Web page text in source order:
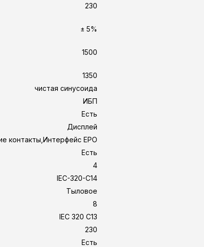
230
± 5%
1500
1350
чистая синусоида
ИБП
Есть
Дисплей
контакты,Интерфейс EPO
Есть
4
IEC-320-C14
Тыловое
8
IEC 320 C13
230
Есть